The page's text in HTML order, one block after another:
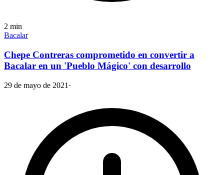
2 min
Bacalar
Chepe Contreras comprometido en convertir a
Bacalar en un 'Pueblo Mágico' con desarrollo
29 de mayo de 2021 ·